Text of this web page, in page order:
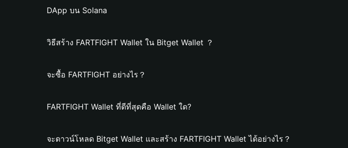
DApp บน Solana
วิธีสร้าง FARTFIGHT Wallet ใน Bitget Wallet ？
จะซื้อ FARTFIGHT อย่างไร？
FARTFIGHT Wallet ที่ดีที่สุดคือ Wallet ใด?
จะดาวน์โหลด Bitget Wallet และสร้าง FARTFIGHT Wallet ได้อย่างไร？